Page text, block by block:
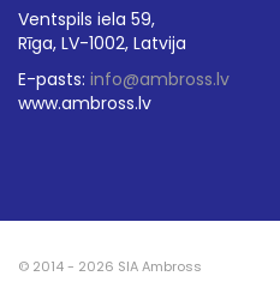
Ventspils iela 59,
Rīga, LV-1002, Latvija
E-pasts: info@ambross.lv
www.ambross.lv
© 2014 - 2026 SIA Ambross